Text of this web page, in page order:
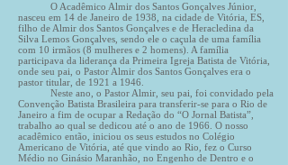
O Acadêmico Almir dos Santos Gonçalves Júnior,
nasceu em 14 de Janeiro de 1938, na cidade de Vitória, ES,
filho de Almir dos Santos Gonçalves e de Heracledina da
Silva Lemos Gonçalves, sendo ele o caçula de uma família
com 10 irmãos (8 mulheres e 2 homens). A família
participava da liderança da Primeira Igreja Batista de Vitória,
onde seu pai, o Pastor Almir dos Santos Gonçalves era o
pastor titular, de 1921 a 1946.
Neste ano, o Pastor Almir, seu pai, foi convidado pela
Convenção Batista Brasileira para transferir-se para o Rio de
Janeiro a fim de ocupar a Redação do “O Jornal Batista”,
trabalho ao qual se dedicou até o ano de 1966. O nosso
acadêmico então, iniciou os seus estudos no Colégio
Americano de Vitória, até que vindo ao Rio, fez o Curso
Médio no Ginásio Maranhão, no Engenho de Dentro e o